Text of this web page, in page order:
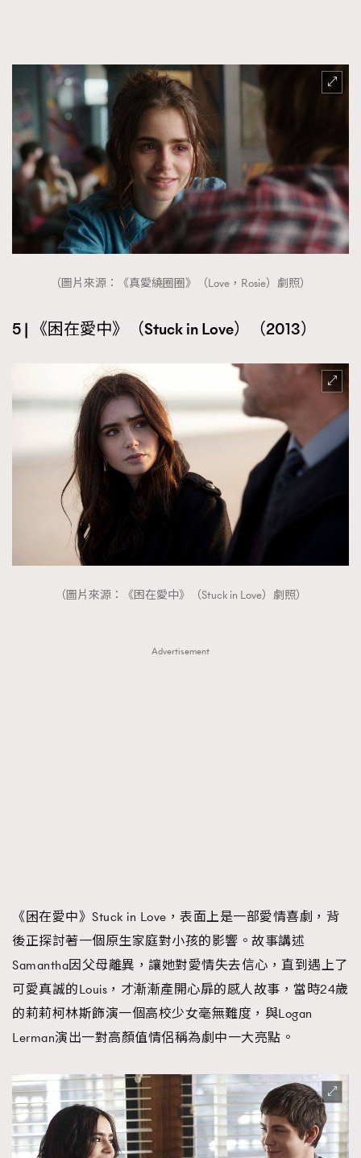
（圖片來源：《真愛繞圈圈》（Love，Rosie）劇照）
5 | 《困在愛中》（Stuck in Love）（2013）
（圖片來源：《困在愛中》（Stuck in Love）劇照）
Advertisement
《困在愛中》Stuck in Love，表面上是一部愛情喜劇，背
後正探討著一個原生家庭對小孩的影響。故事講述
Samantha因父母離異，讓她對愛情失去信心，直到遇上了
可愛真誠的Louis，才漸漸產開心扉的感人故事，當時24歲
的莉莉柯林斯飾演一個高校少女毫無難度，與Logan
Lerman演出一對高顏值情侶稱為劇中一大亮點。